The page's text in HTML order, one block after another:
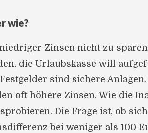
wie?
Zinsen nicht zu
die Urlaubskasse will
sind sichere
oft höhere Zinsen. Wie die
Die Frage ist, ob
bei weniger als 100